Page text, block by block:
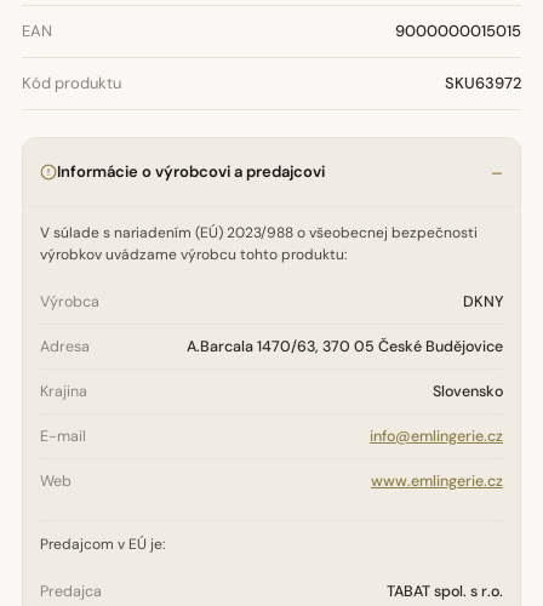
EAN 9000000015015
Kód produktu SKU63972
Informácie o výrobcovi a predajcovi
V súlade s nariadením (EÚ) 2023/988 o všeobecnej bezpečnosti
výrobkov uvádzame výrobcu tohto produktu:
Výrobca DKNY
Adresa A.Barcala 1470/63, 370 05 České Budějovice
Krajina Slovensko
E-mail info@emlingerie.cz
Web www.emlingerie.cz
Predajcom v EÚ je:
Predajca TABAT spol. s r.o.